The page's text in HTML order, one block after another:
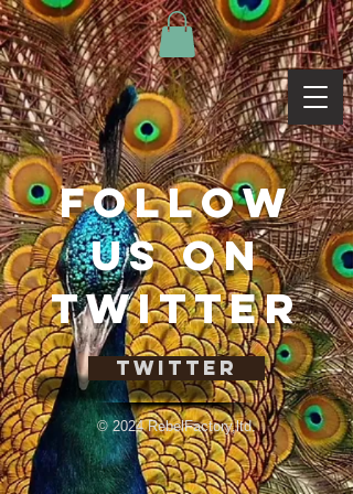
Follow
us on
TWITTER
Twitter
© 2024 RebelFactory,ltd.